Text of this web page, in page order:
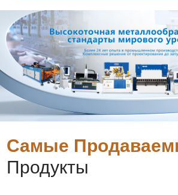
Самые
Продукты